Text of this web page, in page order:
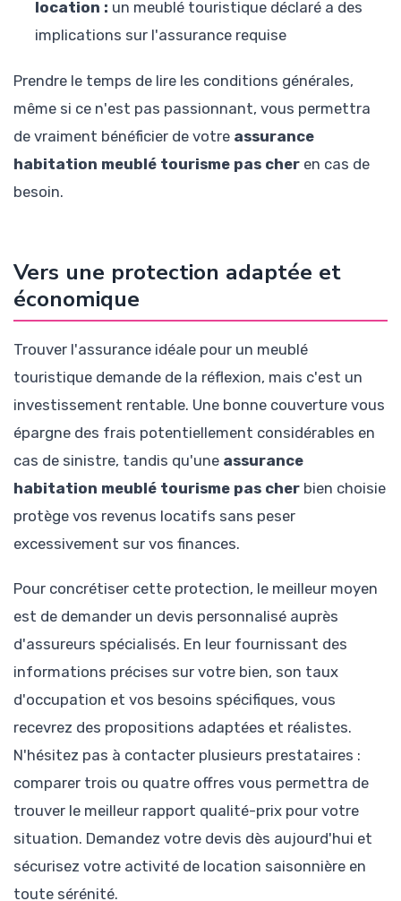
location : un meublé touristique déclaré a des
implications sur l'assurance requise
Prendre le temps de lire les conditions générales,
même si ce n'est pas passionnant, vous permettra
de vraiment bénéficier de votre assurance
habitation meublé tourisme pas cher en cas de
besoin.
Vers une protection adaptée et
économique
Trouver l'assurance idéale pour un meublé
touristique demande de la réflexion, mais c'est un
investissement rentable. Une bonne couverture vous
épargne des frais potentiellement considérables en
cas de sinistre, tandis qu'une assurance
habitation meublé tourisme pas cher bien choisie
protège vos revenus locatifs sans peser
excessivement sur vos finances.
Pour concrétiser cette protection, le meilleur moyen
est de demander un devis personnalisé auprès
d'assureurs spécialisés. En leur fournissant des
informations précises sur votre bien, son taux
d'occupation et vos besoins spécifiques, vous
recevrez des propositions adaptées et réalistes.
N'hésitez pas à contacter plusieurs prestataires :
comparer trois ou quatre offres vous permettra de
trouver le meilleur rapport qualité-prix pour votre
situation. Demandez votre devis dès aujourd'hui et
sécurisez votre activité de location saisonnière en
toute sérénité.